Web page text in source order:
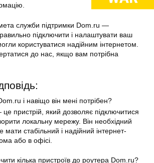
служби підтримки Dom.ru —
підключити і налаштувати ваш
користуватися надійним інтернетом.
до нас, якщо вам потрібна
і навіщо він мені потрібен?
пристрій, який дозволяє підключитися
локальну мережу. Він необхідний
мати стабільний і надійний інтернет-
або в офісі.
кілька пристроїв до роутера Dom.ru?